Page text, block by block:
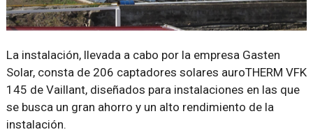
La instalación, llevada a cabo por la empresa Gasten
Solar, consta de 206 captadores solares auroTHERM VFK
145 de Vaillant, diseñados para instalaciones en las que
se busca un gran ahorro y un alto rendimiento de la
instalación.